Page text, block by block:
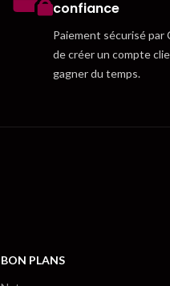
confiance
Paiement sécurisé par
de créer un compte
gagner du temps.
BON PLANS